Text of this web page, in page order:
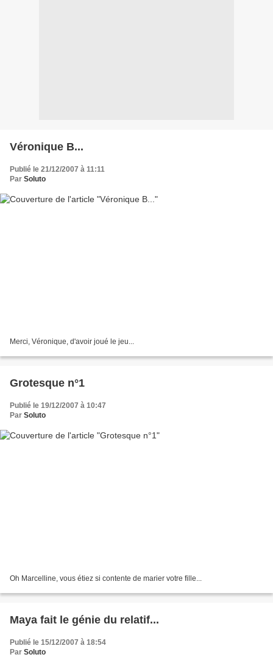
Véronique B...
Publié le 21/12/2007 à 11:11
Par Soluto
Merci, Véronique, d'avoir joué le jeu...
Grotesque n°1
Publié le 19/12/2007 à 10:47
Par Soluto
Oh Marcelline, vous étiez si contente de marier votre fille...
Maya fait le génie du relatif...
Publié le 15/12/2007 à 18:54
Par Soluto